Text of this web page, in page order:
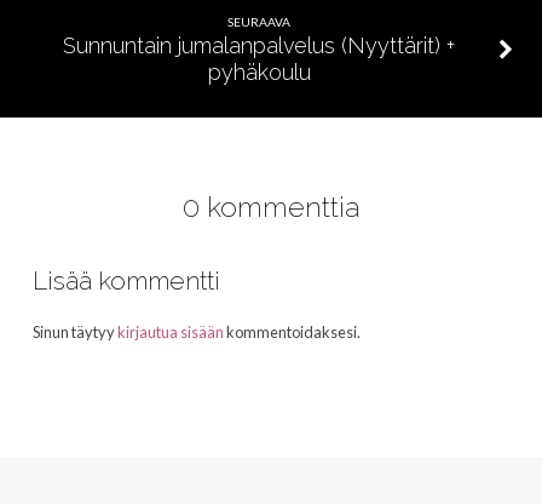
SEURAAVA
Sunnuntain jumalanpalvelus (Nyyttärit) +
pyhäkoulu
0 kommenttia
Lisää kommentti
Sinun täytyykirjautua sisäänkommentoidaksesi.